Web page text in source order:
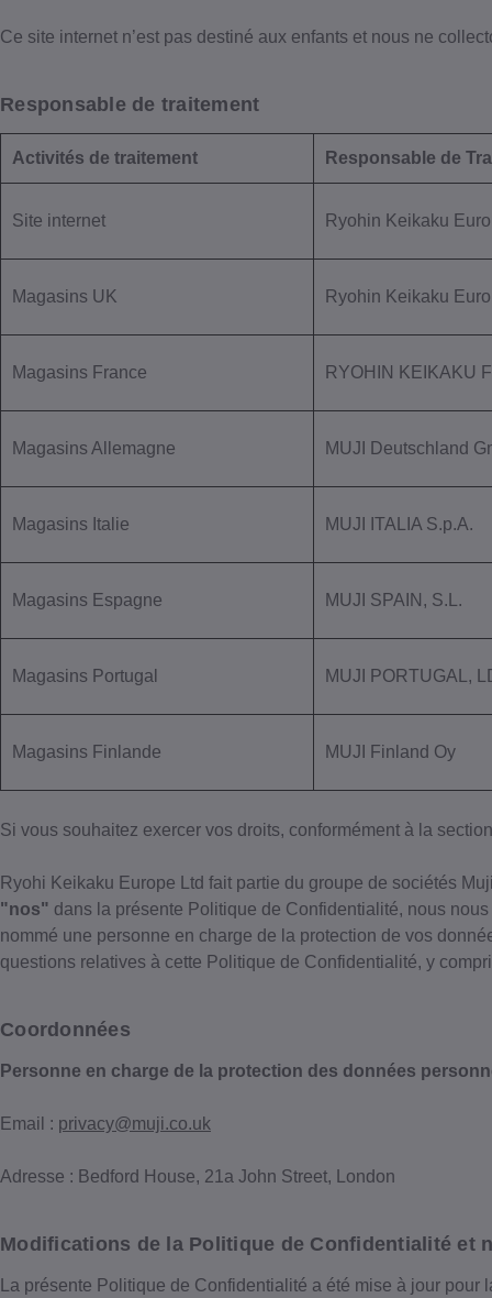
Ce site internet n’est pas destiné aux enfants et nous ne
Responsable de traitement
Activités de traitement Responsable de
Site internet Ryohin Keikaku
Magasins UK Ryohin Keikaku
Magasins France RYOHIN KEIKAKU
Magasins Allemagne MUJI Deutschland
Magasins Italie MUJI ITALIA S.p.A.
Magasins Espagne MUJI SPAIN, S.L.
Magasins Portugal MUJI PORTUGAL,
Magasins Finlande MUJI Finland Oy
Si vous souhaitez exercer vos droits, conformément à la
Ryohi Keikaku Europe Ltd fait partie du groupe de sociétés
"nos" dans la présente Politique de Confidentialité, nous
nommé une personne en charge de la protection de vos
questions relatives à cette Politique de Confidentialité, y
Coordonnées
Personne en charge de la protection des données
Email : privacy@muji.co.uk
Adresse : Bedford House, 21a John Street, London
Modifications de la Politique de Confidentialité et
La présente Politique de Confidentialité a été mise à jour pour